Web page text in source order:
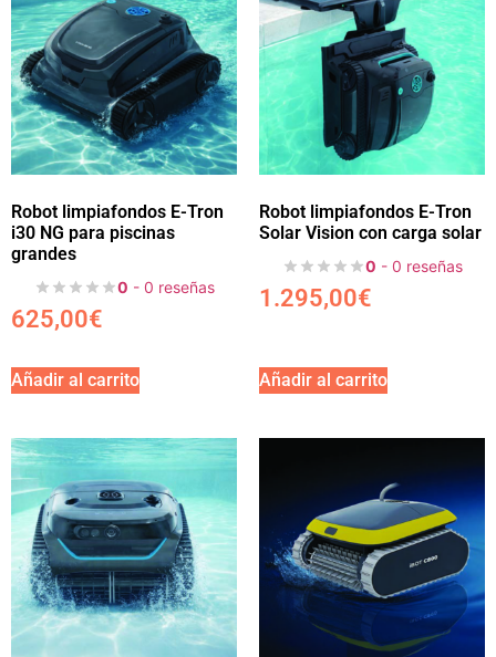
Robot limpiafondos E-Tron
i30 NG para piscinas
grandes
0 - 0 reseñas
625,00€
Añadir al carrito
Robot limpiafondos E-Tron
Solar Vision con carga solar
0 - 0 reseñas
1.295,00€
Añadir al carrito